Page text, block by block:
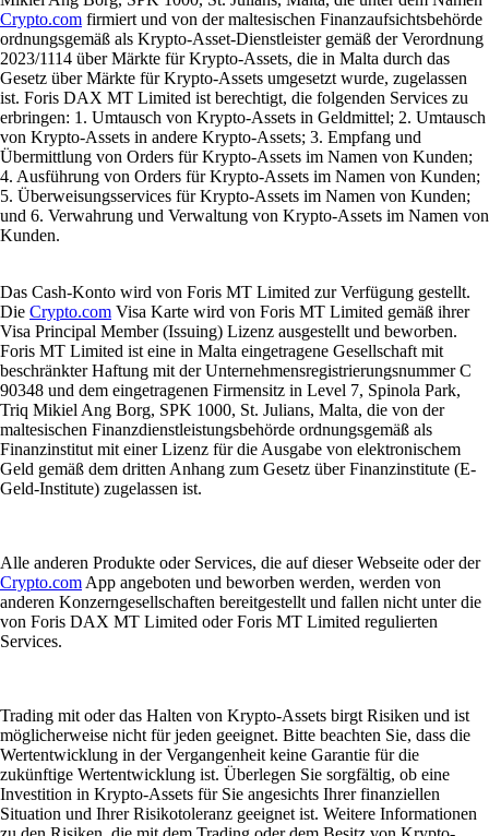
Was ist eine Krypto-Wallet und wie funktioniert sie?
Ob Sie zum ersten Mal Kryptowährungen kaufen oder aktiv handeln –
ohne Krypto-Wallet geht nichts. Dieser Guide erklärt, was eine Wallet
ist, wie sie funktioniert, welche Typen es gibt und wie Sie die passende
Lösung auswählen.
Learn more
Ob Sie zum ersten Mal Kryptowährungen kaufen oder aktiv handeln –
ohne Krypto-Wallet geht nichts. Dieser Guide erklärt, was eine Wallet
ist, wie sie funktioniert, welche Typen es gibt und wie Sie die passende
Lösung auswählen.
Learn more
Was ist ein Memecoin? Alles, was Sie über Memecoins wissen müssen
Von viralen Witzen zu Milliarden-Märkten: Memecoins gehören zu
den unvorhersehbarsten – und spannendsten – Phänomenen im
bekommen und wie man sie sicher kauft.
Learn more
Was ist ein Memecoin? Alles, was Sie über Memecoins wissen müssen
den unvorhersehbarsten – und spannendsten – Phänomenen im
Kryptobereich. Hier erfährst du, was ein Memecoin ist, wie
Memecoins funktionieren, warum sie so viel Aufmerksamkeit
bekommen und wie man sie sicher kauft.
Learn more